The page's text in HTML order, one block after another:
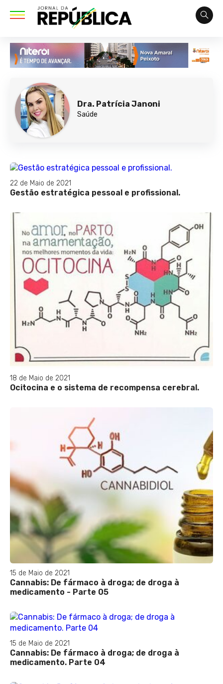
Dra. Patrícia Janoni
Saúde
22 de Maio de 2021
Gestão estratégica pessoal e profissional.
18 de Maio de 2021
Ocitocina e o sistema de recompensa cerebral.
15 de Maio de 2021
Cannabis: De fármaco à droga; de droga à
medicamento - Parte 05
15 de Maio de 2021
Cannabis: De fármaco à droga; de droga à
medicamento. Parte 04